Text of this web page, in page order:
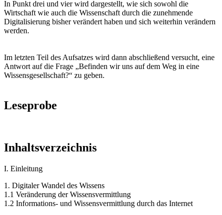
In Punkt drei und vier wird dargestellt, wie sich sowohl die
Wirtschaft wie auch die Wissenschaft durch die zunehmende
Digitalisierung bisher verändert haben und sich weiterhin verändern
werden.
Im letzten Teil des Aufsatzes wird dann abschließend versucht, eine
Antwort auf die Frage „Befinden wir uns auf dem Weg in eine
Wissensgesellschaft?“ zu geben.
Leseprobe
Inhaltsverzeichnis
I. Einleitung
1. Digitaler Wandel des Wissens
1.1 Veränderung der Wissensvermittlung
1.2 Informations- und Wissensvermittlung durch das Internet